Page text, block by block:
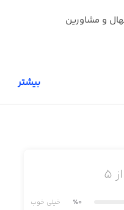
و مشاورین
بیشتر
از ۵
٪0 خیلی خوب